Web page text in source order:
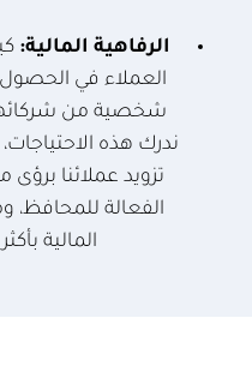
الرفاهية المالية:
العملاء في
شخصية من
ندرك هذه
تزويد عملائنا
الفعالة للمحافظ،
المالية